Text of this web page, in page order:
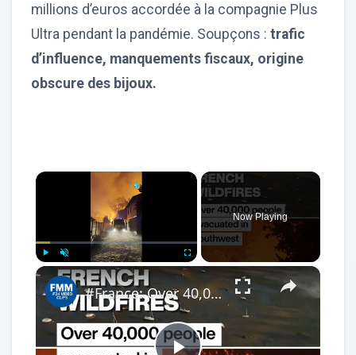
millions d’euros accordée à la compagnie Plus
Ultra pendant la pandémie. Soupçons : trafic
d’influence, manquements fiscaux, origine
obscure des bijoux.
×
Unmute Fullscreen
Now Playing
×
#France: Over 40,000 people evacuated due to #wildfires in the #southwest